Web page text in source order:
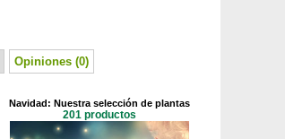
Opiniones (0)
Navidad: Nuestra selección de plantas
201 productos